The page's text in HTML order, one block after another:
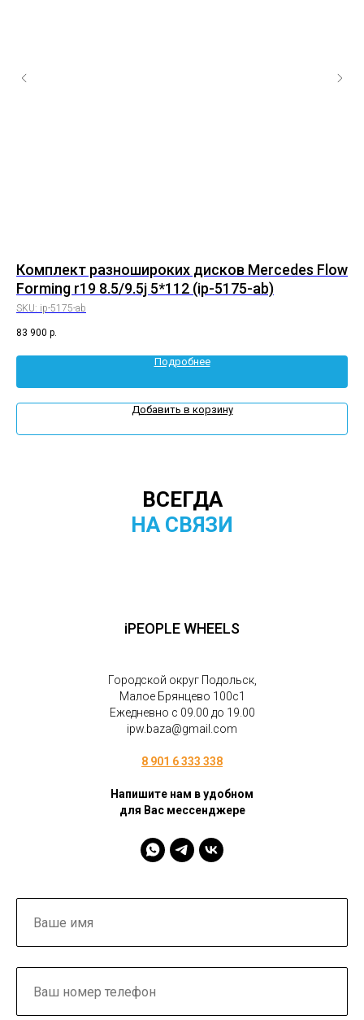
Комплект разношироких дисков Mercedes Flow
Forming r19 8.5/9.5j 5*112 (ip-5175-аb)
SKU: ip-5175-аb
83 900 р.
Подробнее
Добавить в корзину
ВСЕГДА
НА СВЯЗИ
iPEOPLE WHEELS
Городской округ Подольск,
Малое Брянцево 100с1
Ежедневно с 09.00 до 19.00
ipw.baza@gmail.com
8 901 6 333 338
Напишите нам в удобном
для Вас мессенджере